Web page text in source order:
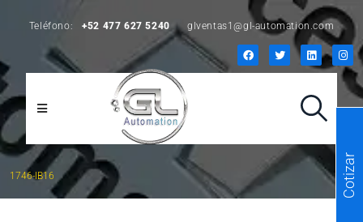
Teléfono: +52 477 627 5240 glventas1@gl-automation.com
1746-IB16 Cotizar